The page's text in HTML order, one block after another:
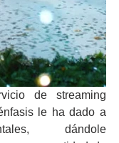
de streaming
le ha dado a
dándole